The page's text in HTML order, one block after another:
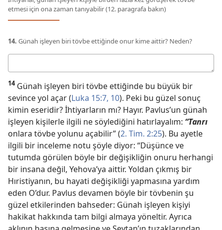
etmesi için ona zaman tanıyabilir (12. paragrafa bakın)
14. Günah işleyen biri tövbe ettiğinde onur kime aittir? Neden?
14Günah işleyen biri tövbe ettiğinde bu büyük bir
sevince yol açar (Luka 15:7, 10). Peki bu güzel sonuç
kimin eseridir? İhtiyarların mı? Hayır. Pavlus’un günah
işleyen kişilerle ilgili ne söylediğini hatırlayalım: “Tanrı
onlara tövbe yolunu açabilir” (2. Tim. 2:25). Bu ayetle
ilgili bir inceleme notu şöyle diyor: “Düşünce ve
tutumda görülen böyle bir değişikliğin onuru herhangi
bir insana değil, Yehova’ya aittir. Yoldan çıkmış bir
Hıristiyanın, bu hayati değişikliği yapmasına yardım
eden O’dur. Pavlus devamen böyle bir tövbenin şu
güzel etkilerinden bahseder: Günah işleyen kişiyi
hakikat hakkında tam bilgi almaya yöneltir. Ayrıca